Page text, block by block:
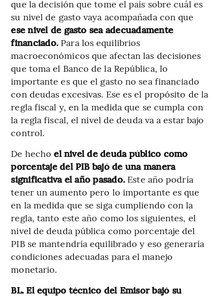
que la decisión que tome el país sobre cuál es
su nivel de gasto vaya acompañada con que
ese nivel de gasto sea adecuadamente
financiado. Para los equilibrios
macroeconómicos que afectan las decisiones
que toma el Banco de la República, lo
importante es que el gasto no sea financiado
con deudas excesivas. Ese es el propósito de la
regla fiscal y, en la medida que se cumpla con
la regla fiscal, el nivel de deuda va a estar bajo
control.
De hechoel nivel de deuda público como
porcentaje del PIB bajó de una manera
significativa el año pasado. Este año podría
tener un aumento pero lo importante es que
en la medida que se siga cumpliendo con la
regla, tanto este año como los siguientes, el
nivel de deuda pública como porcentaje del
PIB se mantendría equilibrado y eso generaría
condiciones adecuadas para el manejo
monetario.
BL. El equipo técnico del Emisor bajó su